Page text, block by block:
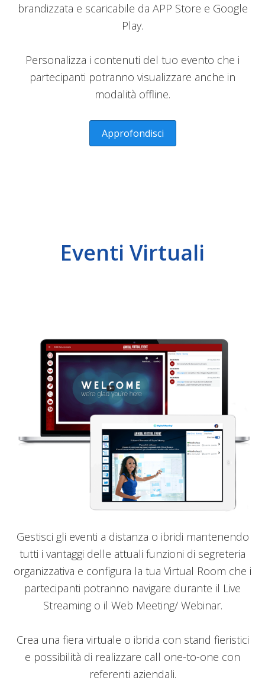
brandizzata e scaricabile da APP Store e Google
Play.
Personalizza i contenuti del tuo evento che i
partecipanti potranno visualizzare anche in
modalità offline.
Approfondisci
Eventi Virtuali
Gestisci gli eventi a distanza o ibridi mantenendo
tutti i vantaggi delle attuali funzioni di segreteria
organizzativa e configura la tua Virtual Room che i
partecipanti potranno navigare durante il Live
Streaming o il Web Meeting/ Webinar.
Crea una fiera virtuale o ibrida con stand fieristici
e possibilità di realizzare call one-to-one con
referenti aziendali.